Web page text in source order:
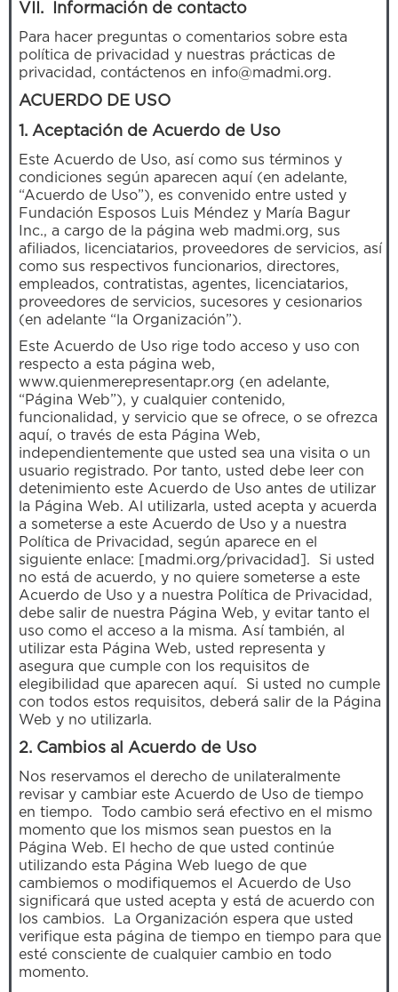
VII. Información de contacto
Para hacer preguntas o comentarios sobre esta
política de privacidad y nuestras prácticas de
privacidad, contáctenos en info@madmi.org.
ACUERDO DE USO
1. Aceptación de Acuerdo de Uso
Este Acuerdo de Uso, así como sus términos y
condiciones según aparecen aquí (en adelante,
“Acuerdo de Uso”), es convenido entre usted y
Fundación Esposos Luis Méndez y María Bagur
Inc., a cargo de la página web madmi.org, sus
afiliados, licenciatarios, proveedores de servicios, así
como sus respectivos funcionarios, directores,
empleados, contratistas, agentes, licenciatarios,
proveedores de servicios, sucesores y cesionarios
(en adelante “la Organización”).
Este Acuerdo de Uso rige todo acceso y uso con
respecto a esta página web,
www.quienmerepresentapr.org (en adelante,
“Página Web”), y cualquier contenido,
funcionalidad, y servicio que se ofrece, o se ofrezca
aquí, o través de esta Página Web,
independientemente que usted sea una visita o un
usuario registrado. Por tanto, usted debe leer con
detenimiento este Acuerdo de Uso antes de utilizar
la Página Web. Al utilizarla, usted acepta y acuerda
a someterse a este Acuerdo de Uso y a nuestra
Política de Privacidad, según aparece en el
siguiente enlace: [madmi.org/privacidad]. Si usted
no está de acuerdo, y no quiere someterse a este
Acuerdo de Uso y a nuestra Política de Privacidad,
debe salir de nuestra Página Web, y evitar tanto el
uso como el acceso a la misma. Así también, al
utilizar esta Página Web, usted representa y
asegura que cumple con los requisitos de
elegibilidad que aparecen aquí. Si usted no cumple
con todos estos requisitos, deberá salir de la Página
Web y no utilizarla.
2. Cambios al Acuerdo de Uso
Nos reservamos el derecho de unilateralmente
revisar y cambiar este Acuerdo de Uso de tiempo
en tiempo. Todo cambio será efectivo en el mismo
momento que los mismos sean puestos en la
Página Web. El hecho de que usted continúe
utilizando esta Página Web luego de que
cambiemos o modifiquemos el Acuerdo de Uso
significará que usted acepta y está de acuerdo con
los cambios. La Organización espera que usted
verifique esta página de tiempo en tiempo para que
esté consciente de cualquier cambio en todo
momento.